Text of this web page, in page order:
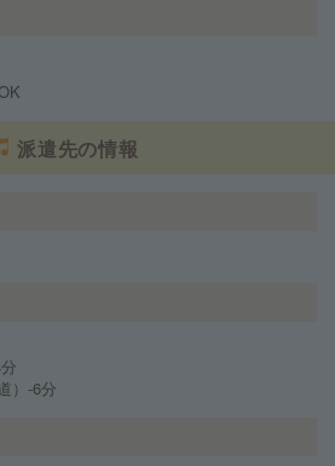
派遣先の情報
）-6分